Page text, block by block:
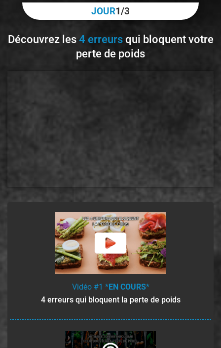
JOUR1/3
Découvrez les 4 erreursqui bloquent votre
perte de poids
Vidéo #1 *EN COURS*
4 erreurs qui bloquent la perte de poids